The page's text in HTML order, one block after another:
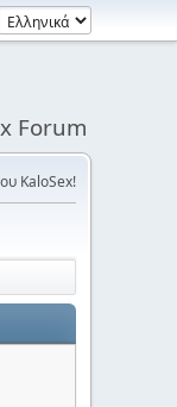
Forum
KaloSex!